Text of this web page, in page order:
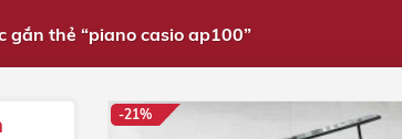
gắn thẻ “piano casio ap100”
-21%